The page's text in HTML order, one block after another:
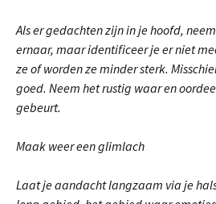
Als er gedachten zijn in je hoofd,
ernaar, maar identificeer je er niet
ze of worden ze minder sterk.
goed. Neem het rustig waar en
gebeurt.
Maak weer een glimlach
Laat je aandacht langzaam via je